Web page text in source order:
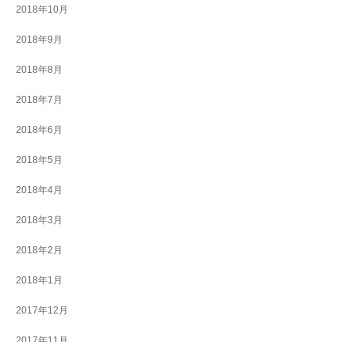
2018年10月
2018年9月
2018年8月
2018年7月
2018年6月
2018年5月
2018年4月
2018年3月
2018年2月
2018年1月
2017年12月